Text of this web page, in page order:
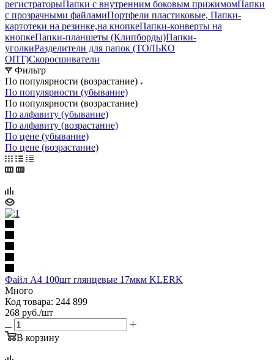
регистраторыПапки с внутренним боковым прижимомПапки
с прозрачными файламиПортфели пластиковые, Папки-
картотеки на резинке,на кнопкеПапки-конверты на
кнопкеПапки-планшеты (Клипборды)Папки-
уголкиРазделители для папок (ТОЛЬКО
ОПТ)Скоросшиватели
Фильтр
По популярности (возрастание)
По популярности (убывание)
По популярности (возрастание)
По алфавиту (убывание)
По алфавиту (возрастание)
По цене (убывание)
По цене (возрастание)
Файл А4 100шт глянцевые 17мкм KLERK
Много
Код товара: 244 899
268 руб./шт
В корзину